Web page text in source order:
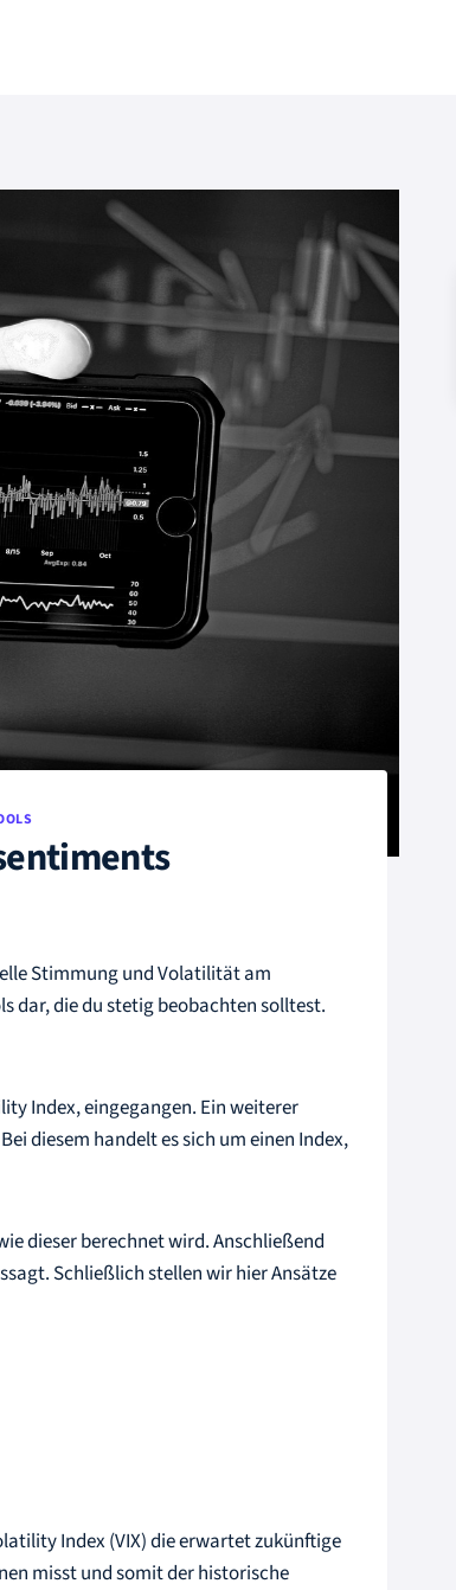
Stimmung und Volatilität am
dar, die du stetig beobachten solltest.
Index, eingegangen. Ein weiterer
diesem handelt es sich um einen Index,
dieser berechnet wird. Anschließend
Schließlich stellen wir hier Ansätze
Index (VIX) die erwartet zukünftige
misst und somit der historische